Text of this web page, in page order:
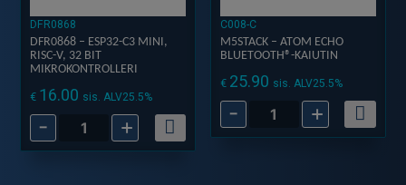
DFR0868
DFR0868 – ESP32-C3 MINI,
RISC-V, 32 BIT
MIKROKONTROLLERI
€ 16.00 sis. ALV25.5%
-
DFR0868
-
+
C008-C
M5STACK – ATOM ECHO
BLUETOOTH®-KAIUTIN
€ 25.90 sis. ALV25.5%
-
M5Stack
-
+